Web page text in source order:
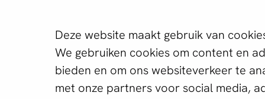
Deze website maakt gebruik van
We gebruiken cookies om content en
bieden en om ons websiteverkeer te
met onze partners voor social media,
SEPA Direct Debit
TWINT
(maandag t/m vrijdag
van 10.00 - 16.00 uur)
Welke
jou?
Maak het jezelf